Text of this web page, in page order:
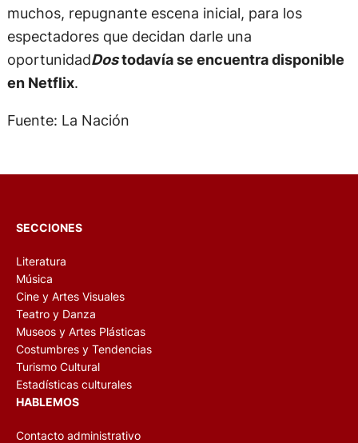
muchos, repugnante escena inicial, para los
espectadores que decidan darle una
oportunidadDostodavía se encuentra disponible
en Netflix.
Fuente: La Nación
SECCIONES
Literatura
Música
Cine y Artes Visuales
Teatro y Danza
Museos y Artes Plásticas
Costumbres y Tendencias
Turismo Cultural
Estadísticas culturales
HABLEMOS
Contacto administrativo